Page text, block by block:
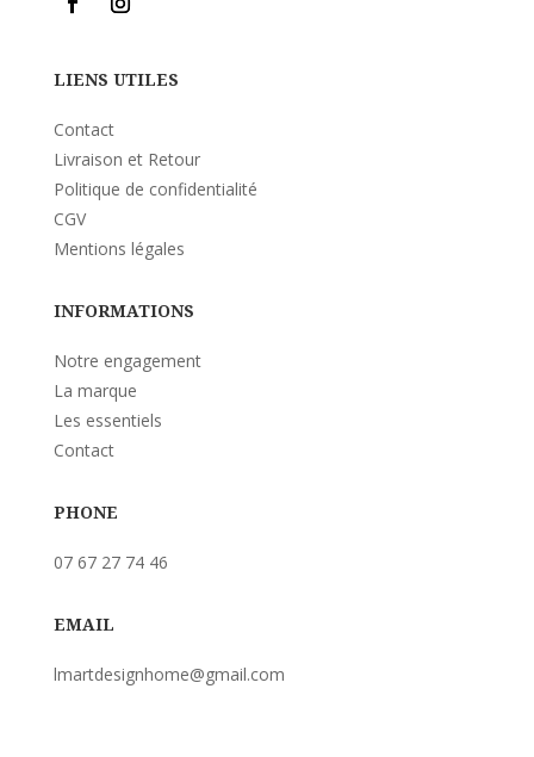
LIENS UTILES
Contact
Livraison et Retour
Politique de confidentialité
CGV
Mentions légales
INFORMATIONS
Notre engagement
La marque
Les essentiels
Contact
PHONE
07 67 27 74 46
EMAIL
lmartdesignhome@gmail.com